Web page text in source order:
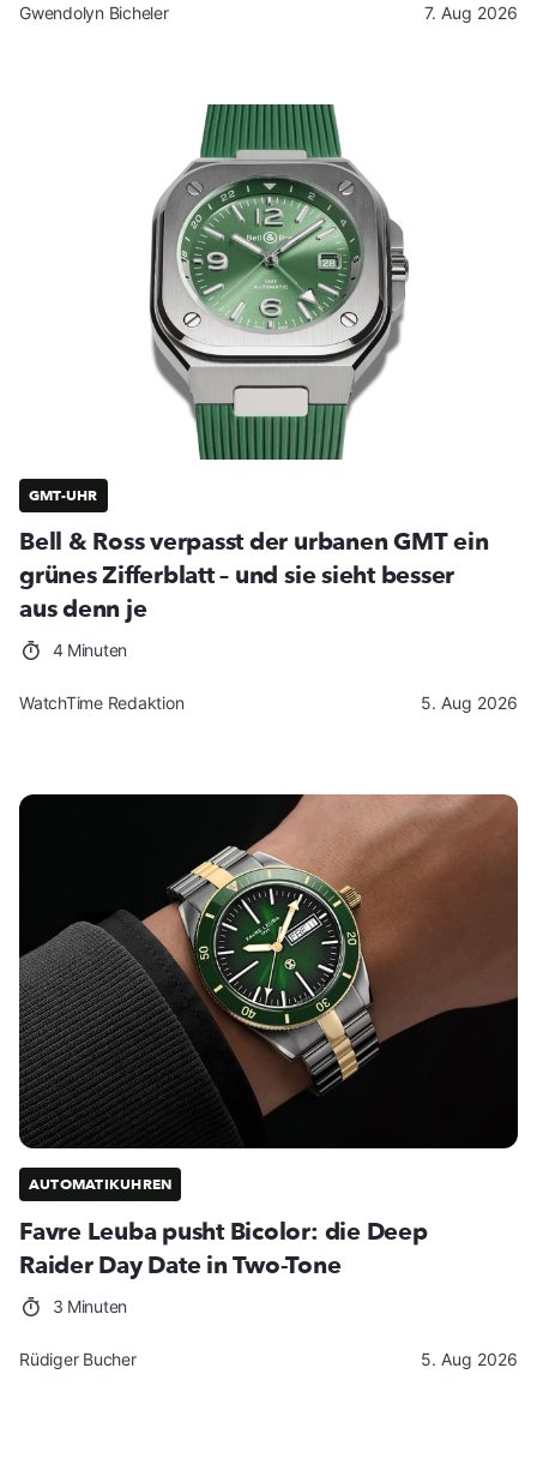
Gwendolyn Bicheler 7. Aug 2026
GMT-UHR
Bell & Ross verpasst der urbanen GMT ein
grünes Zifferblatt – und sie sieht besser
aus denn je
4 Minuten
WatchTime Redaktion 5. Aug 2026
AUTOMATIKUHREN
Favre Leuba pusht Bicolor: die Deep
Raider Day Date in Two-Tone
3 Minuten
Rüdiger Bucher 5. Aug 2026